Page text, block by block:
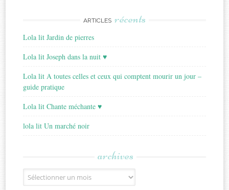
ARTICLES récents
Lola lit Jardin de pierres
Lola lit Joseph dans la nuit ♥
Lola lit A toutes celles et ceux qui comptent mourir un jour –
guide pratique
Lola lit Chante méchante ♥
lola lit Un marché noir
archives
Archives